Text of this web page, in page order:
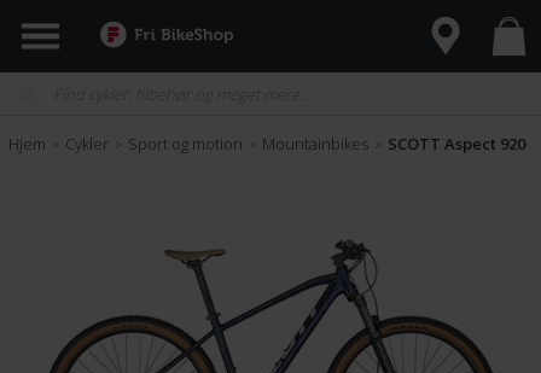
Hjem > Cykler > Sport og motion > Mountainbikes > SCOTT Aspect 920